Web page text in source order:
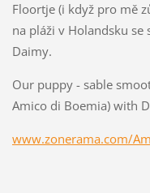
Floortje (i když pro mě
na pláži v Holandsku
Daimy.
Our puppy - sable
Amico di Boemia) with
www.zonerama.com/